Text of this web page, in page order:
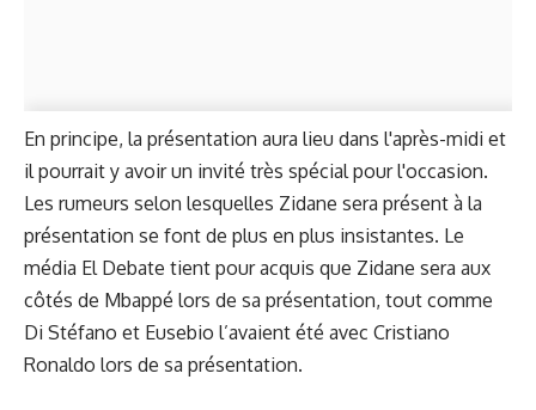
En principe, la présentation aura lieu dans l'après-midi et
il pourrait y avoir un invité très spécial pour l'occasion.
Les rumeurs selon lesquelles Zidane sera présent à la
présentation se font de plus en plus insistantes. Le
média El Debate tient pour acquis que Zidane sera aux
côtés de Mbappé lors de sa présentation, tout comme
Di Stéfano et Eusebio l’avaient été avec Cristiano
Ronaldo lors de sa présentation.